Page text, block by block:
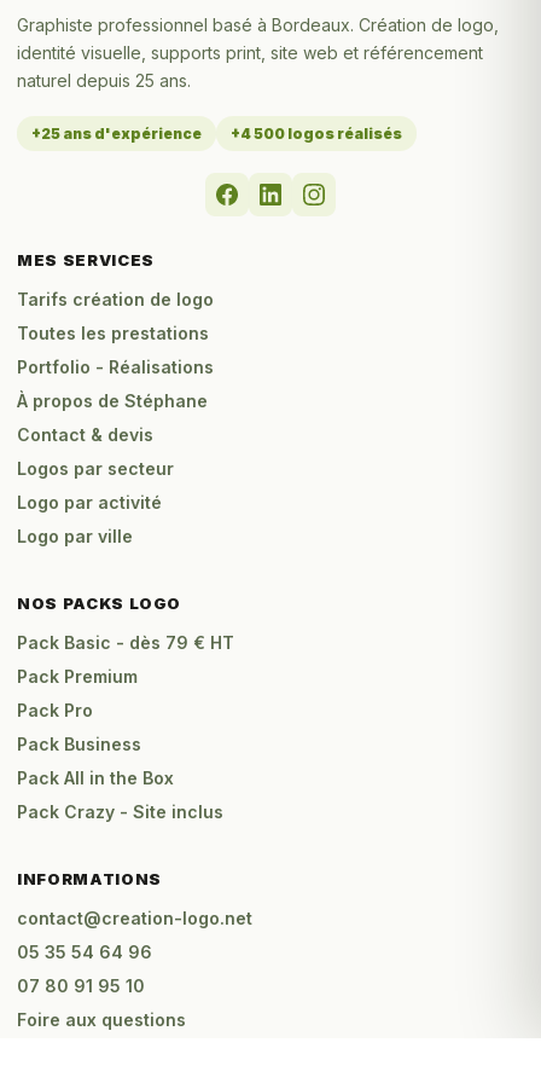
Graphiste professionnel basé à Bordeaux. Création de logo,
identité visuelle, supports print, site web et référencement
naturel depuis 25 ans.
+25 ans d'expérience +4 500 logos réalisés
MES SERVICES
Tarifs création de logo
Toutes les prestations
Portfolio - Réalisations
À propos de Stéphane
Contact & devis
Logos par secteur
Logo par activité
Logo par ville
NOS PACKS LOGO
Pack Basic - dès 79 € HT
Pack Premium
Pack Pro
Pack Business
Pack All in the Box
Pack Crazy - Site inclus
INFORMATIONS
contact@creation-logo.net
05 35 54 64 96
07 80 91 95 10
Foire aux questions